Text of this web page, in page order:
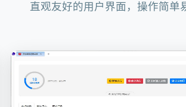
直观友好的用户界面，操作简单